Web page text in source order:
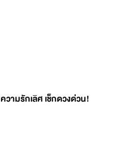
วามรักเลิศ เช็กดวงด่วน!